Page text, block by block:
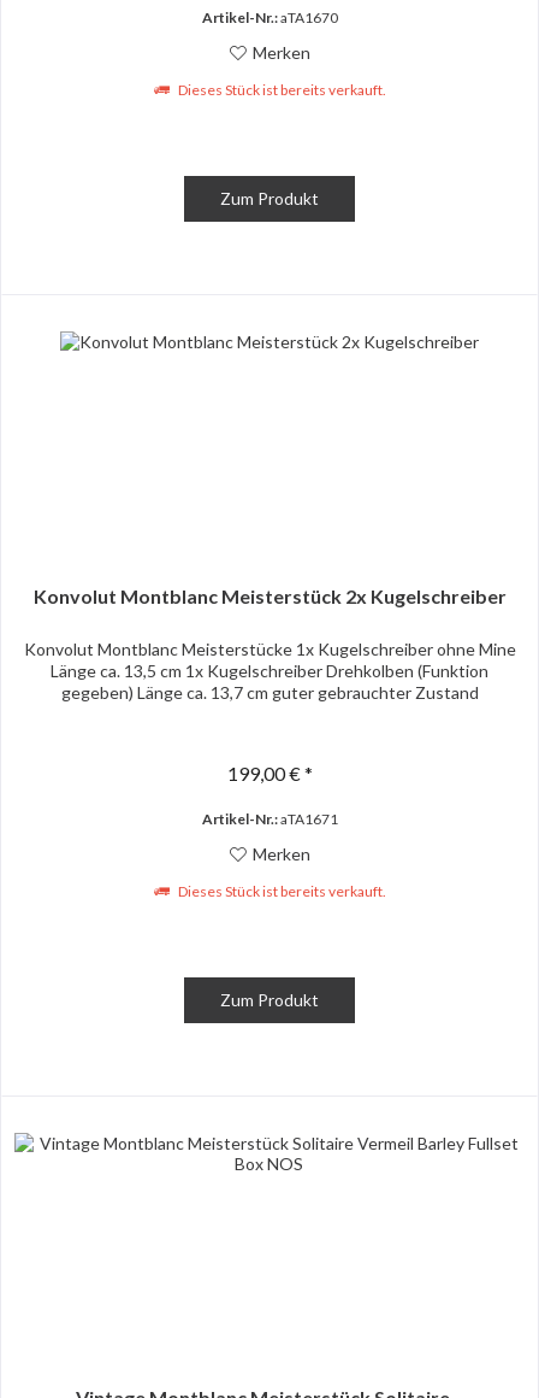
Artikel-Nr.:aTA1670
Merken
Dieses Stück ist bereits verkauft.
Zum Produkt
Konvolut Montblanc Meisterstück 2x Kugelschreiber
Konvolut Montblanc Meisterstücke 1x Kugelschreiber ohne Mine
Länge ca. 13,5 cm 1x Kugelschreiber Drehkolben (Funktion
gegeben) Länge ca. 13,7 cm guter gebrauchter Zustand
199,00 € *
Artikel-Nr.:aTA1671
Merken
Dieses Stück ist bereits verkauft.
Zum Produkt